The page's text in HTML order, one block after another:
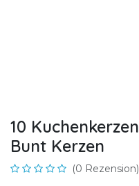
10
Bunt Kerzen
(0 Rezension)